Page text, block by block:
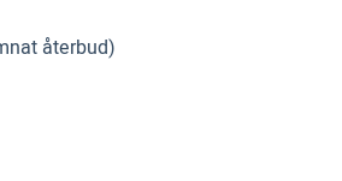
återbud)